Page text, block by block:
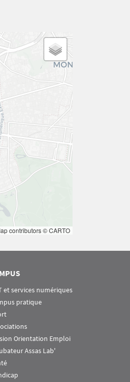
contributors © CARTO
et services numériques
pratique
Orientation Emploi
Assas Lab'